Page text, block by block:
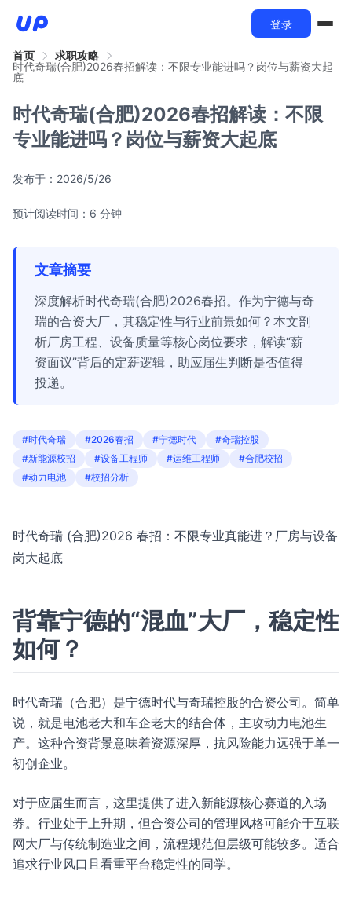
登录
首页
求职攻略
时代奇瑞(合肥)2026春招解读：不限专业能进吗？岗位与薪资大起
底
时代奇瑞(合肥)2026春招解读：不限
专业能进吗？岗位与薪资大起底
发布于： 2026/5/26
预计阅读时间：6 分钟
文章摘要
深度解析时代奇瑞(合肥)2026春招。作为宁德与奇
瑞的合资大厂，其稳定性与行业前景如何？本文剖
析厂房工程、设备质量等核心岗位要求，解读“薪
资面议”背后的定薪逻辑，助应届生判断是否值得
投递。
#时代奇瑞 #2026春招 #宁德时代
#奇瑞控股
#新能源校招
#设备工程师 #运维工程师
#合肥校招
#动力电池
#校招分析
时代奇瑞 (合肥)2026 春招：不限专业真能进？厂房与设备
岗大起底
背靠宁德的“混血”大厂，稳定性
如何？
时代奇瑞（合肥）是宁德时代与奇瑞控股的合资公司。简单
说，就是电池老大和车企老大的结合体，主攻动力电池生
产。这种合资背景意味着资源深厚，抗风险能力远强于单一
初创企业。
对于应届生而言，这里提供了进入新能源核心赛道的入场
券。行业处于上升期，但合资公司的管理风格可能介于互联
网大厂与传统制造业之间，流程规范但层级可能较多。适合
追求行业风口且看重平台稳定性的同学。